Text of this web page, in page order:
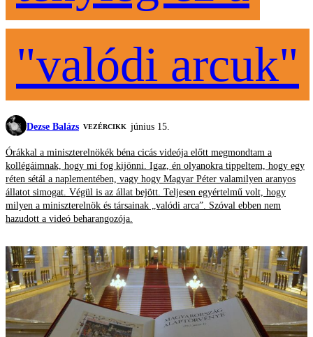
"valódi arcuk"
Dezse Balázs VEZÉRCIKK június 15.
Órákkal a miniszterelnökék béna cicás videója előtt megmondtam a
kollégáimnak, hogy mi fog kijönni. Igaz, én olyanokra tippeltem, hogy egy
réten sétál a naplementében, vagy hogy Magyar Péter valamilyen aranyos
állatot simogat. Végül is az állat bejött. Teljesen egyértelmű volt, hogy
milyen a miniszterelnök és társainak „valódi arca”. Szóval ebben nem
hazudott a videó beharangozója.